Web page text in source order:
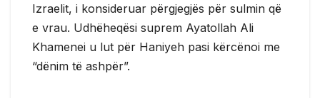
Izraelit, i konsideruar përgjegjës për sulmin që
e vrau. Udhëheqësi suprem Ayatollah Ali
Khamenei u lut për Haniyeh pasi kërcënoi me
“dënim të ashpër”.